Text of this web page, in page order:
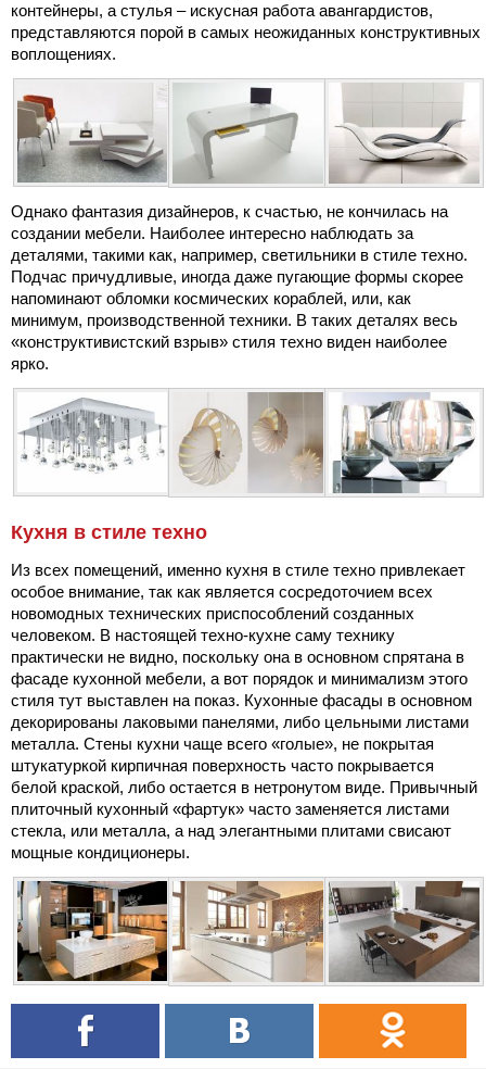
контейнеры, а стулья – искусная работа авангардистов,
представляются порой в самых неожиданных конструктивных
воплощениях.
Однако фантазия дизайнеров, к счастью, не кончилась на
создании мебели. Наиболее интересно наблюдать за
деталями, такими как, например, светильники в стиле техно.
Подчас причудливые, иногда даже пугающие формы скорее
напоминают обломки космических кораблей, или, как
минимум, производственной техники. В таких деталях весь
«конструктивистский взрыв» стиля техно виден наиболее
ярко.
Кухня в стиле техно
Из всех помещений, именно кухня в стиле техно привлекает
особое внимание, так как является сосредоточием всех
новомодных технических приспособлений созданных
человеком. В настоящей техно-кухне саму технику
практически не видно, поскольку она в основном спрятана в
фасаде кухонной мебели, а вот порядок и минимализм этого
стиля тут выставлен на показ. Кухонные фасады в основном
декорированы лаковыми панелями, либо цельными листами
металла. Стены кухни чаще всего «голые», не покрытая
штукатуркой кирпичная поверхность часто покрывается
белой краской, либо остается в нетронутом виде. Привычный
плиточный кухонный «фартук» часто заменяется листами
стекла, или металла, а над элегантными плитами свисают
мощные кондиционеры.